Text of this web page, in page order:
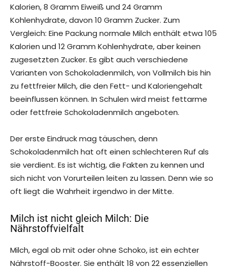
Kalorien, 8 Gramm Eiweiß und 24 Gramm
Kohlenhydrate, davon 10 Gramm Zucker. Zum
Vergleich: Eine Packung normale Milch enthält etwa 105
Kalorien und 12 Gramm Kohlenhydrate, aber keinen
zugesetzten Zucker. Es gibt auch verschiedene
Varianten von Schokoladenmilch, von Vollmilch bis hin
zu fettfreier Milch, die den Fett- und Kaloriengehalt
beeinflussen können. In Schulen wird meist fettarme
oder fettfreie Schokoladenmilch angeboten.
Der erste Eindruck mag täuschen, denn
Schokoladenmilch hat oft einen schlechteren Ruf als
sie verdient. Es ist wichtig, die Fakten zu kennen und
sich nicht von Vorurteilen leiten zu lassen. Denn wie so
oft liegt die Wahrheit irgendwo in der Mitte.
Milch ist nicht gleich Milch: Die
Nährstoffvielfalt
Milch, egal ob mit oder ohne Schoko, ist ein echter
Nährstoff-Booster. Sie enthält 18 von 22 essenziellen